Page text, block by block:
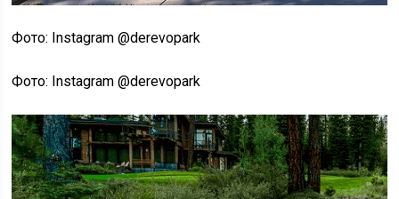
Фото: Instagram @derevopark
Фото: Instagram @derevopark